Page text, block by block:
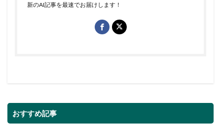
新のAI記事を最速でお届けします！
おすすめ記事